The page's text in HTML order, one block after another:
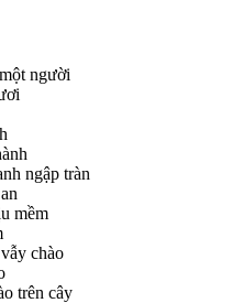
người
ngập tràn
mềm
chào
trên cây